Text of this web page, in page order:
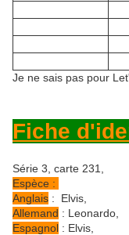
Je ne sais pas pour
Fiche
Série 3, carte 231,
Espèce :
Anglais : Elvis,
Allemand : Leonardo,
Espagnol : Elvis,